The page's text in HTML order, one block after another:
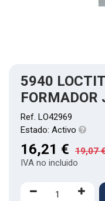
5940
Ref. LO42969
Estado: Activo
16,21 € 19,07
IVA no incluido